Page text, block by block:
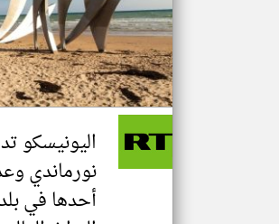
اليونيسكو
نورماندي
أحدها في